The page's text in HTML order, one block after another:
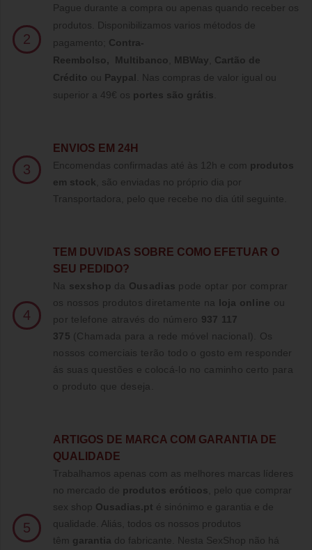
2
Pague durante a compra ou apenas quando receber os
produtos. Disponibilizamos varios métodos de
pagamento; Contra-
Reembolso, Multibanco MBWay
Cartão de
Crédito ou Paypal
Nas compras de valor igual ou
superior a 49€ os portes são grátis
3
ENVIOS EM 24H
Encomendas confirmadas até às 12h e com produtos
em stock , são enviadas no próprio dia por
Transportadora, pelo que recebe no dia útil seguinte.
4
TE M DUVIDAS SOBRE COMO EFETUAR O
SEU PEDIDO?
Na sexshop da Ousadias pode optar por comprar
os nossos produtos diretamente na loja online ou
por telefone através do número 937 117
375 (Chamada para a rede móvel nacional)
. Os
nossos comerciais terão todo o gosto em responder
ás suas questões e colocá-lo no caminho certo para
o produto que deseja.
5
ARTIGOS DE MARCA COM GARANTIA DE
QUALIDADE
Trabalhamos apenas com as melhores marcas líderes
no mercado de produtos eróticos , pelo que comprar
sex shop Ousadias.pt é sinónimo e garantia e de
qualidade. Aliás, todos os nossos produtos
têm garantia do fabricante. Nesta SexShop não há